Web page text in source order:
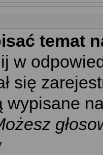
temat
w
się
wypisane